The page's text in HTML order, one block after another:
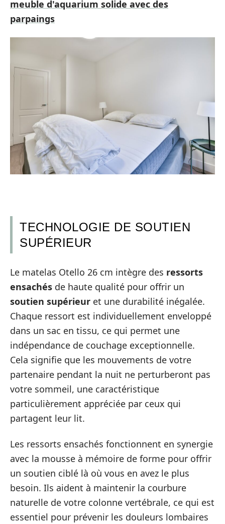
meuble d'aquarium solide avec des
parpaings
TECHNOLOGIE DE SOUTIEN
SUPÉRIEUR
Le matelas Otello 26 cm intègre des ressorts
ensachés de haute qualité pour offrir un
soutien supérieur et une durabilité inégalée.
Chaque ressort est individuellement enveloppé
dans un sac en tissu, ce qui permet une
indépendance de couchage exceptionnelle.
Cela signifie que les mouvements de votre
partenaire pendant la nuit ne perturberont pas
votre sommeil, une caractéristique
particulièrement appréciée par ceux qui
partagent leur lit.
Les ressorts ensachés fonctionnent en synergie
avec la mousse à mémoire de forme pour offrir
un soutien ciblé là où vous en avez le plus
besoin. Ils aident à maintenir la courbure
naturelle de votre colonne vertébrale, ce qui est
essentiel pour prévenir les douleurs lombaires